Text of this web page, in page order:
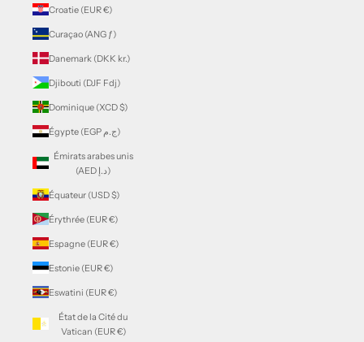
Croatie (EUR €)
Curaçao (ANG ƒ)
Danemark (DKK kr.)
Djibouti (DJF Fdj)
Dominique (XCD $)
Égypte (EGP ج.م)
Émirats arabes unis
(AED د.إ)
Équateur (USD $)
Érythrée (EUR €)
Espagne (EUR €)
Estonie (EUR €)
Eswatini (EUR €)
État de la Cité du
Vatican (EUR €)